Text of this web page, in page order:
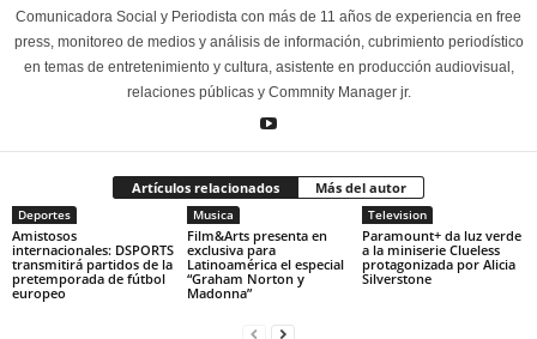
Comunicadora Social y Periodista con más de 11 años de experiencia en free
press, monitoreo de medios y análisis de información, cubrimiento periodístico
en temas de entretenimiento y cultura, asistente en producción audiovisual,
relaciones públicas y Commnity Manager jr.
Artículos relacionados Más del autor
Deportes
Amistosos
internacionales: DSPORTS
transmitirá partidos de la
pretemporada de fútbol
europeo
Musica
Film&Arts presenta en
exclusiva para
Latinoamérica el especial
“Graham Norton y
Madonna”
Television
Paramount+ da luz verde
a la miniserie Clueless
protagonizada por Alicia
Silverstone